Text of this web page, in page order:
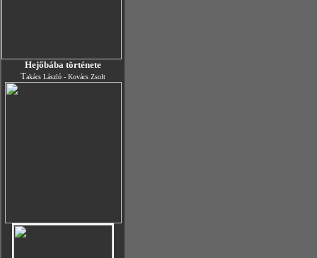
Hejőbába története
Takács László - Kovács Zsolt